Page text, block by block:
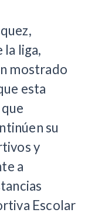
liga,
mostrado
esta
su
y
a
Escolar